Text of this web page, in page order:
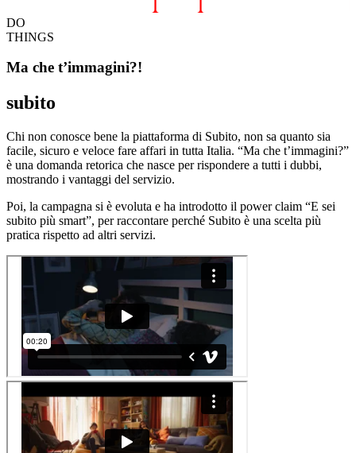
DO
THINGS
Ma che t’immagini?!
subito
Chi non conosce bene la piattaforma di Subito, non sa quanto sia
facile, sicuro e veloce fare affari in tutta Italia. “Ma che t’immagini?”
è una domanda retorica che nasce per rispondere a tutti i dubbi,
mostrando i vantaggi del servizio.
Poi, la campagna si è evoluta e ha introdotto il power claim “E sei
subito più smart”, per raccontare perché Subito è una scelta più
pratica rispetto ad altri servizi.